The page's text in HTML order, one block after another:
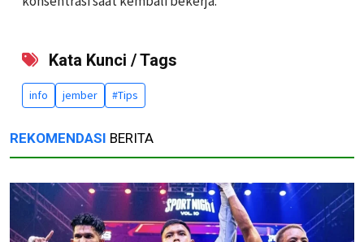
Kata Kunci / Tags
info jember #Tips
REKOMENDASI BERITA